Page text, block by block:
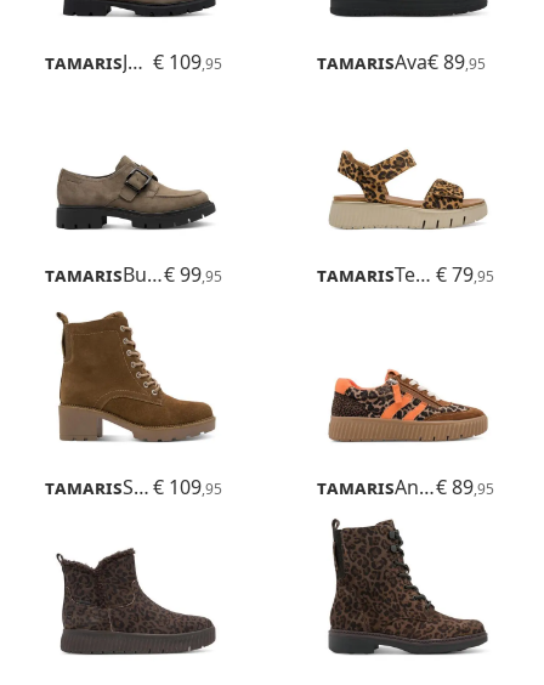
Tamaris Jean € 109,95 TamarisAva€ 89,95
Tamaris Buta€ 99,95 Tamaris Tessa € 79,95
Tamaris Sophia€ 109,95 Tamaris Anne€ 89,95